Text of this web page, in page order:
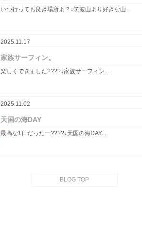
いつ行っても良き場所よ？↓筑波山より好きな山...
2025.11.17
家族サーフィン。
楽しくできました????↓家族サーフィン...
2025.11.02
天国の海DAY
最高な1日だったー????↓天国の海DAY...
BLOG TOP